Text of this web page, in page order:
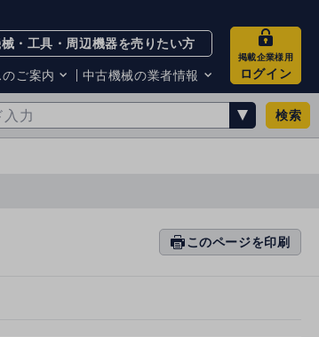
・工具・周辺機器を売りたい方
ご案内
のご案内
中古機械の業者情報
買取・査定業者リスト
掲載企業様用
ログイン
検索
prin このページを印刷